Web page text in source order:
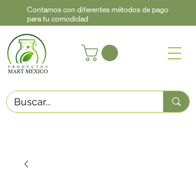
Contamos con diferentes métodos de pago
para tu comodidad
Contacto